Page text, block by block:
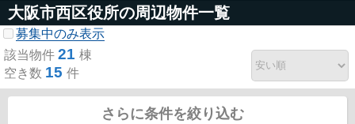
大阪市西区役所の周辺物件一覧
募集中のみ表示
該当物件 21 棟
空き数 15 件
さらに条件を絞り込む